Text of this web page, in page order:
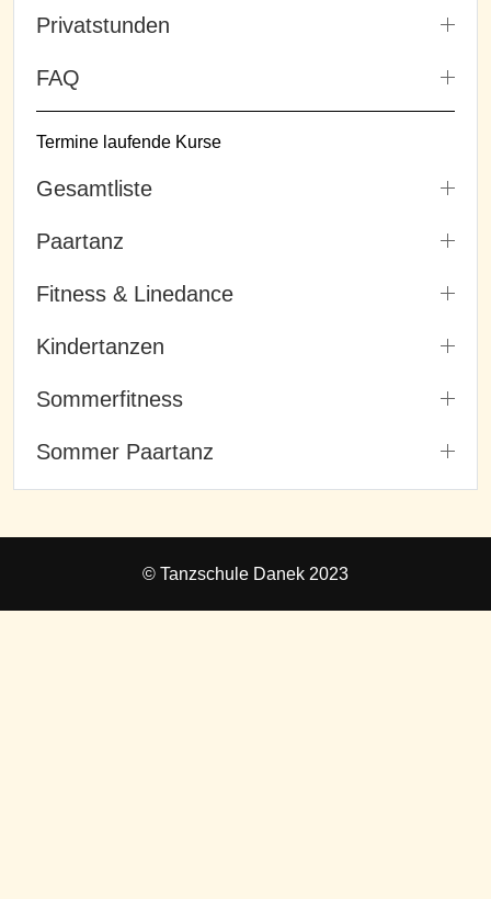
Privatstunden
FAQ
Termine laufende Kurse
Gesamtliste
Paartanz
Fitness & Linedance
Kindertanzen
Sommerfitness
Sommer Paartanz
© Tanzschule Danek 2023